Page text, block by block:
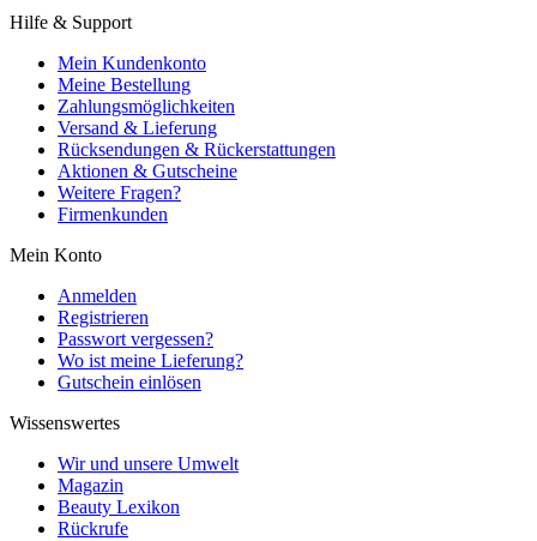
Hilfe & Support
Mein Kundenkonto
Meine Bestellung
Zahlungsmöglichkeiten
Versand & Lieferung
Rücksendungen & Rückerstattungen
Aktionen & Gutscheine
Weitere Fragen?
Firmenkunden
Mein Konto
Anmelden
Registrieren
Passwort vergessen?
Wo ist meine Lieferung?
Gutschein einlösen
Wissenswertes
Wir und unsere Umwelt
Magazin
Beauty Lexikon
Rückrufe